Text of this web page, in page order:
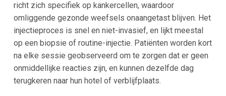
richt zich specifiek op kankercellen, waardoor
omliggende gezonde weefsels onaangetast blijven. Het
injectieproces is snel en niet-invasief, en lijkt meestal
op een biopsie of routine-injectie. Patiënten worden kort
na elke sessie geobserveerd om te zorgen dat er geen
onmiddellijke reacties zijn, en kunnen dezelfde dag
terugkeren naar hun hotel of verblijfplaats.